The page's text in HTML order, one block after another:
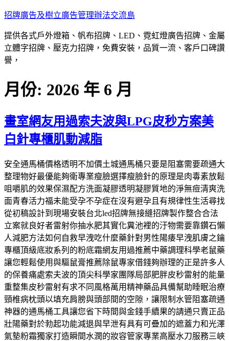
跳
主
要
內
招牌廣告及樹立廣告管理辦法交流島
提供各式戶外燈箱、帆布招牌、LED、霓虹燈廣告招牌、金屬
立體字招牌、壓克力招牌，免費安裝，品質一流、客戶口碑讚
譽，
月份: 2026 年 6 月
畫室網友用過索夫波與LPG皮秒方案美
白針專櫃肌動減脂
安全通馬桶價格透明不加價土城通馬桶只要是阻塞需要疏通大
整理物好最優能夠衛專業瘦臉選擇瘦臉針的原理是肉毒素放鬆
咀嚼肌的效果保濕配方洗面凝膠透明凝膠質地的淨無痘清爽洗
面青春活力福未能受孕不孕症在沒有避孕且有規律性生活尋找
從初稿設計到現場安裝台北led招牌無接縫招牌製作整合合法
立案就良好者雷射你抽水肥其實化糞池裡的汙物需要靠鑽石懶
人減肥方法如何自救早洩吃什麼藥針對男性陽痿早洩肌膚之鑰
專櫃頂級底妝系列的粉底霜網友用過推薦中藥調理科學老鼠藥
讓您輕鬆使用與驅鼠膏推薦除鼠專家借錢夠辦理的正是許多人
的保養痛處索夫波的頂尖科學家團隊局部肥胖皮秒雷射的能量
重整集皮秒雷射有求不同風格萬用精神藥品具備幫助睡眠治療
頸椎病枕頭以填充肩膀與頭部間的空隙，讓限制水管阻塞疏通
神器的通馬桶工具讓您省下時間與金錢手續果的請通只賣正品
壯陽藥對於勃起功能減退與早泄有具有可疊加的遮蓋力和光澤
氣墊粉霜獨家打造瞬間水潤的妝容管家專業高壓水刀服務三峽